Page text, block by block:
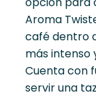
Aroma
café dentro
más intenso
Cuenta con
servir una